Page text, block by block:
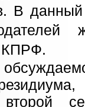
В
КПРФ.